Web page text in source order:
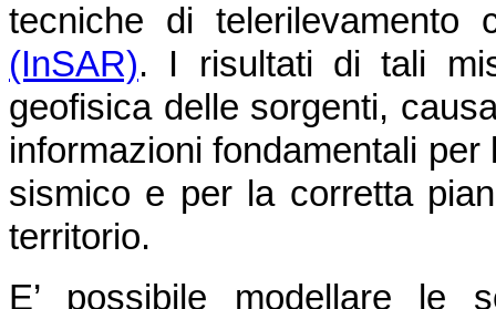
tecniche di telerilevamento
(InSAR). I risultati di tali
geofisica delle sorgenti,
informazioni fondamentali
sismico e per la corretta
territorio.
E’ possibile modellare le